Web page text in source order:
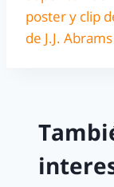
poster y clip
de J.J. Abrams